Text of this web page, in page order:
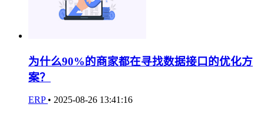
为什么90%的商家都在寻找数据接口的优化方
案？
ERP • 2025-08-26 13:41:16